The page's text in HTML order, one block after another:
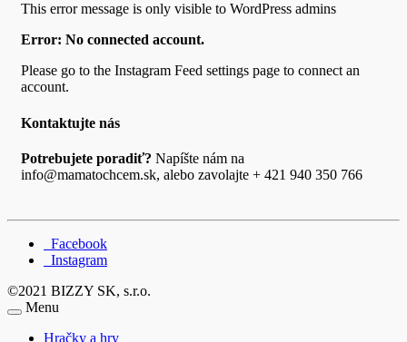
This error message is only visible to WordPress admins
Error: No connected account.
Please go to the Instagram Feed settings page to connect an
account.
Kontaktujte nás
Potrebujete poradiť? Napíšte nám na
info@mamatochcem.sk, alebo zavolajte + 421 940 350 766
Facebook
Instagram
©2021 BIZZY SK, s.r.o.
Menu
Hračky a hry